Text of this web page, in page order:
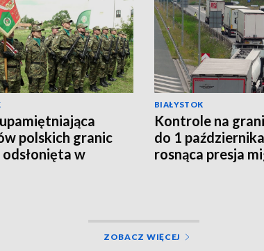
polskich granic
odsłonięta w
BIAŁYSTOK
Kontrole na
do 1
rosnąca presja
ZOBACZ WIĘCEJ